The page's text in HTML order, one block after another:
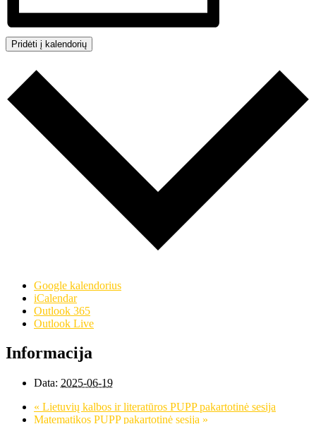
Pridėti į kalendorių
Google kalendorius
iCalendar
Outlook 365
Outlook Live
Informacija
Data: 2025-06-19
« Lietuvių kalbos ir literatūros PUPP pakartotinė sesija
Matematikos PUPP pakartotinė sesija »